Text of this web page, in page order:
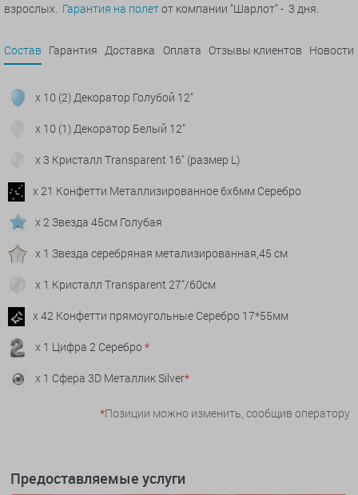
взрослых. Гарантия на полетот компании "Шарлот" - 3 дня.
Состав Гарантия Доставка Оплата Отзывы клиентов Новости
x 10 (2) Декоратор Голубой 12"
x 10 (1) Декоратор Белый 12"
x 3 Кристалл Transparent 16" (размер L)
x 21 Конфетти Металлизированное 6х6мм Серебро
x 2 Звезда 45см Голубая
x 1 Звезда серебряная метализированная,45 см
x 1 Кристалл Transparent 27"/60см
x 42 Конфетти прямоугольные Серебро 17*55мм
x 1 Цифра 2 Серебро *
x 1 Сфера 3D Металлик Silver*
*Позиции можно изменить, сообщив оператору
Предоставляемые услуги